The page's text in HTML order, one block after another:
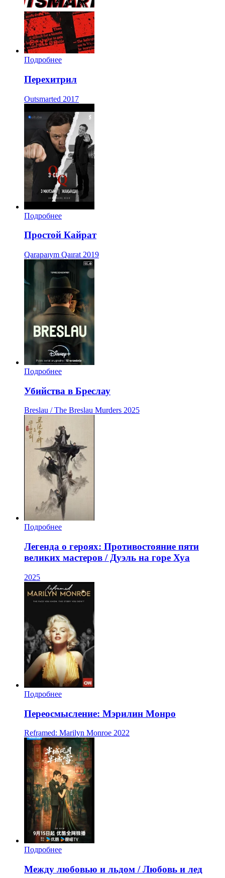
Подробнее
Перехитрил
Outsmarted 2017
Подробнее
Простой Кайрат
Qarapaıym Qaırat 2019
Подробнее
Убийства в Бреслау
Breslau / The Breslau Murders 2025
Подробнее
Легенда о героях: Противостояние пяти
великих мастеров / Дуэль на горе Хуа
2025
Подробнее
Переосмысление: Мэрилин Монро
Reframed: Marilyn Monroe 2022
Подробнее
Между любовью и льдом / Любовь и лед